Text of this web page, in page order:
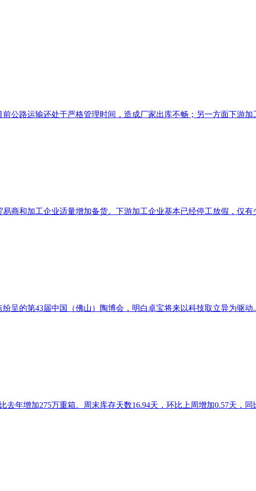
公路运输还处于严格管理时间，造成厂家出库不畅；另一方面下游加
商和加工企业适量增加备货。下游加工企业基本已经停工放假，仅有
呈的第43届中国（佛山）陶博会，明白卓宝将来以科技取立异为驱动
去年增加275万重箱。周末库存天数16.94天，环比上周增加0.57天，同